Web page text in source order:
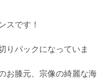
スです！
りパックになっていま
お膝元、宗像の綺麗な海